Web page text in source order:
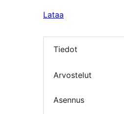
Lataa
Tiedot
Arvostelut
Asennus